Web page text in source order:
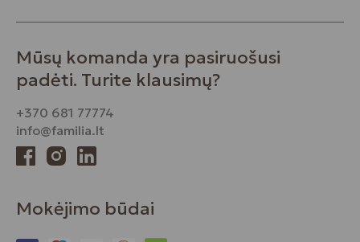
Mūsų komanda yra pasiruošusi
padėti. Turite klausimų?
+370 681 77774
info@familia.lt
Mokėjimo būdai